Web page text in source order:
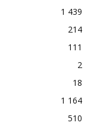
1 439
214
111
2
18
1 164
510